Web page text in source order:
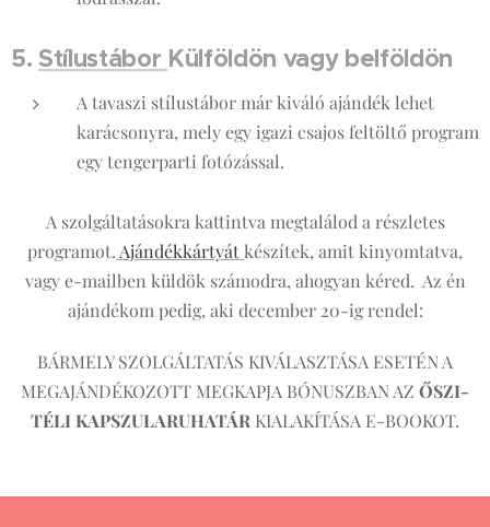
5.Stílustábor Külföldön vagy belföldön
A tavaszi stílustábor már kiváló ajándék lehet
karácsonyra, mely egy igazi csajos feltöltő program
egy tengerparti fotózással.
A szolgáltatásokra kattintva megtalálod a részletes
programot. Ajándékkártyátkészítek, amit kinyomtatva,
vagy e-mailben küldök számodra, ahogyan kéred. Az én
ajándékom pedig, aki december 20-ig rendel:
BÁRMELY SZOLGÁLTATÁS KIVÁLASZTÁSA ESETÉN A
MEGAJÁNDÉKOZOTT MEGKAPJA BÓNUSZBAN AZ ŐSZI-
TÉLI KAPSZULARUHATÁR KIALAKÍTÁSA E-BOOKOT.